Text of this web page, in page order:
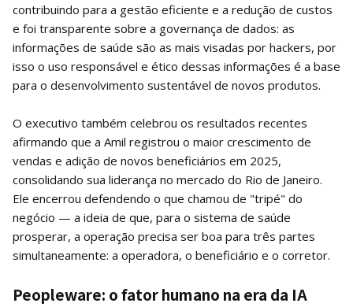
contribuindo para a gestão eficiente e a redução de custos
e foi transparente sobre a governança de dados: as
informações de saúde são as mais visadas por hackers, por
isso o uso responsável e ético dessas informações é a base
para o desenvolvimento sustentável de novos produtos.
O executivo também celebrou os resultados recentes
afirmando que a Amil registrou o maior crescimento de
vendas e adição de novos beneficiários em 2025,
consolidando sua liderança no mercado do Rio de Janeiro.
Ele encerrou defendendo o que chamou de "tripé" do
negócio — a ideia de que, para o sistema de saúde
prosperar, a operação precisa ser boa para três partes
simultaneamente: a operadora, o beneficiário e o corretor.
Peopleware: o fator humano na era da IA